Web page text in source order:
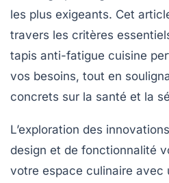
les plus exigeants. Cet
travers les critères
tapis anti-fatigue cuisine
vos besoins, tout en
concrets sur la santé et la
L’exploration des
design et de fonctionnalité
votre espace culinaire avec